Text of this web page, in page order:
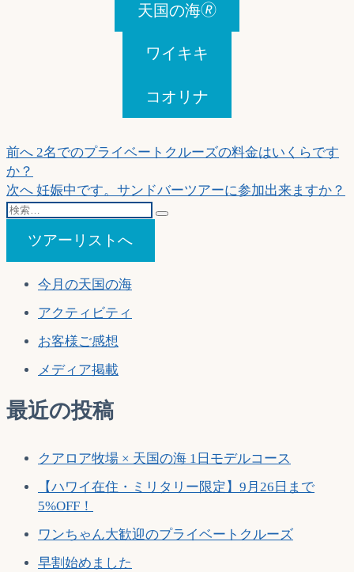
天国の海🄬
ワイキキ
コオリナ
投
稿
ナ
ゲ
ー
シ
ョ
ン
前へ 過
の
2名でのプライベートクルーズの料金はいくらです
か？
次へ 次
稿:
妊娠中です。サンドバーツアーに参加出来ますか？
検
ツアーリストへ
今月の天国の海
アクティビティ
お客様ご感想
メディア掲載
最近の投稿
クアロア牧場 × 天国の海 1日モデルコース
【ハワイ在住・ミリタリー限定】9月26日まで
5%OFF！
ワンちゃん大歓迎のプライベートクルーズ
早割始めました